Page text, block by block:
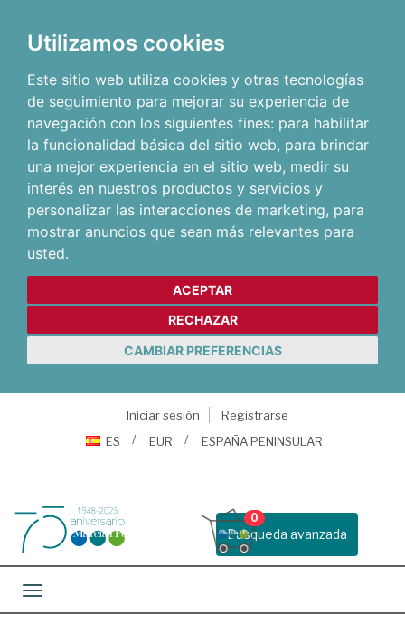
Utilizamos cookies
Este sitio web utiliza cookies y otras tecnologías
de seguimiento para mejorar su experiencia de
navegación con los siguientes fines: para habilitar
la funcionalidad básica del sitio web, para brindar
una mejor experiencia en el sitio web, medir su
interés en nuestros productos y servicios y
personalizar las interacciones de marketing, para
mostrar anuncios que sean más relevantes para
usted.
ACEPTAR
RECHAZAR
CAMBIAR PREFERENCIAS
Iniciar sesión
Registrarse
ES
EUR ESPAÑA PENINSULAR
Busqueda avanzada
0
Toggle navigation